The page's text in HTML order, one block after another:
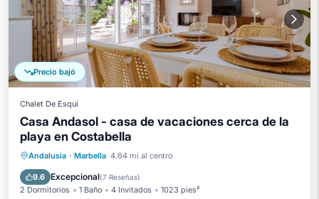
Precio bajó
Chalet De Esquí
Casa Andasol - casa de vacaciones cerca de la
playa en Costabella
Andalusia · Marbella 4.64 mi al centro
9.6 Excepcional(7 Reseñas)
2 Dormitorios 1 Baño 4 Invitados 1023 pies²
Aparcamiento
Balcón/Terraza
Cocina
Aire acondicionado